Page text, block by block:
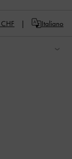
CHF Italiano